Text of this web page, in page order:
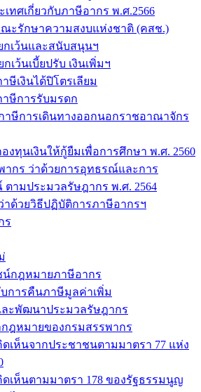
เทศเกี่ยวกับภาษีอากร พ.ศ.2566
ะรักษาความสงบแห่งชาติ (คสช.)
เว้นและสนับสนุนฯ
ว้นเบี้ยปรับ เงินเพิ่มฯ
เงินได้ปิโตรเลียม
ษีการรับมรดก
ษีการเดินทางออกนอกราชอาณาจักร
ทุนเงินให้กู้ยืมเพื่อการศึกษา พ.ศ. 2560
ากร ว่าด้วยการอุทธรณ์และการ
ามประมวลรัษฎากร พ.ศ. 2564
ด้วยวิธีปฏิบัติการภาษีอากรฯ
ร
น์กฎหมายภาษีอากร
การคืนภาษีมูลค่าเพิ่ม
ะพัฒนาประมวลรัษฎากร
ฎหมายของกรมสรรพากร
เห็นจากประชาชนตามมาตรา 77 แห่ง
เห็นตามมาตรา 178 ของรัฐธรรมนูญ